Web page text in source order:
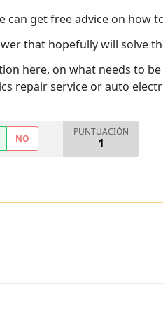
get free advice on how
that hopefully will solve
here, on what needs to
repair service or auto
NO
PUNTUACIÓN
1